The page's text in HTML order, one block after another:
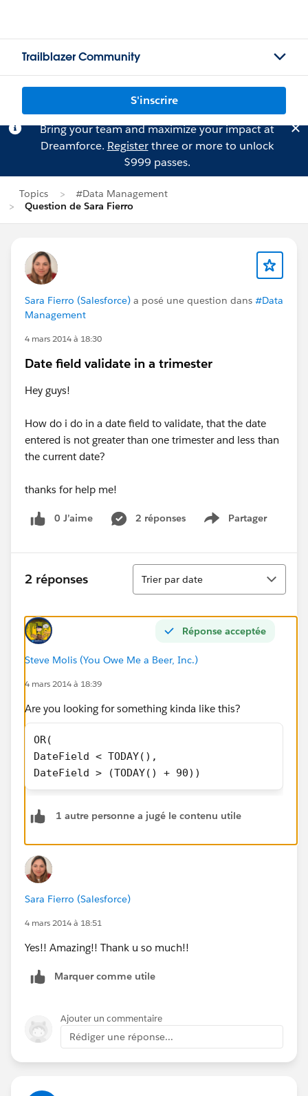
Trailblazer Community
S'inscrire
Bring your team and maximize your impact at
Dreamforce. Registerthree or more to unlock
$999 passes.
Topics
#Data Management
Question de Sara Fierro
Sara Fierro (Salesforce) a posé une question dans #Data
Management
4 mars 2014 à 18:30
Date field validate in a trimester
Hey guys!
How do i do in a date field to validate, that the date
entered is not greater than one trimester and less than
the current date?
thanks for help me!
0 J’aime 2 réponses Partager
Show menu
2 réponses
Tri
Trier par date
Réponse acceptée
Steve Molis (You Owe Me a Beer, Inc.)
4 mars 2014 à 18:39
Are you looking for something kinda like this?
OR(
DateField < TODAY(),
DateField > (TODAY() + 90))
1 autre personne a jugé le contenu utile
Sara Fierro (Salesforce)
4 mars 2014 à 18:51
Yes!! Amazing!! Thank u so much!!
Marquer comme utile
Ajouter un commentaire
Rédiger une réponse...